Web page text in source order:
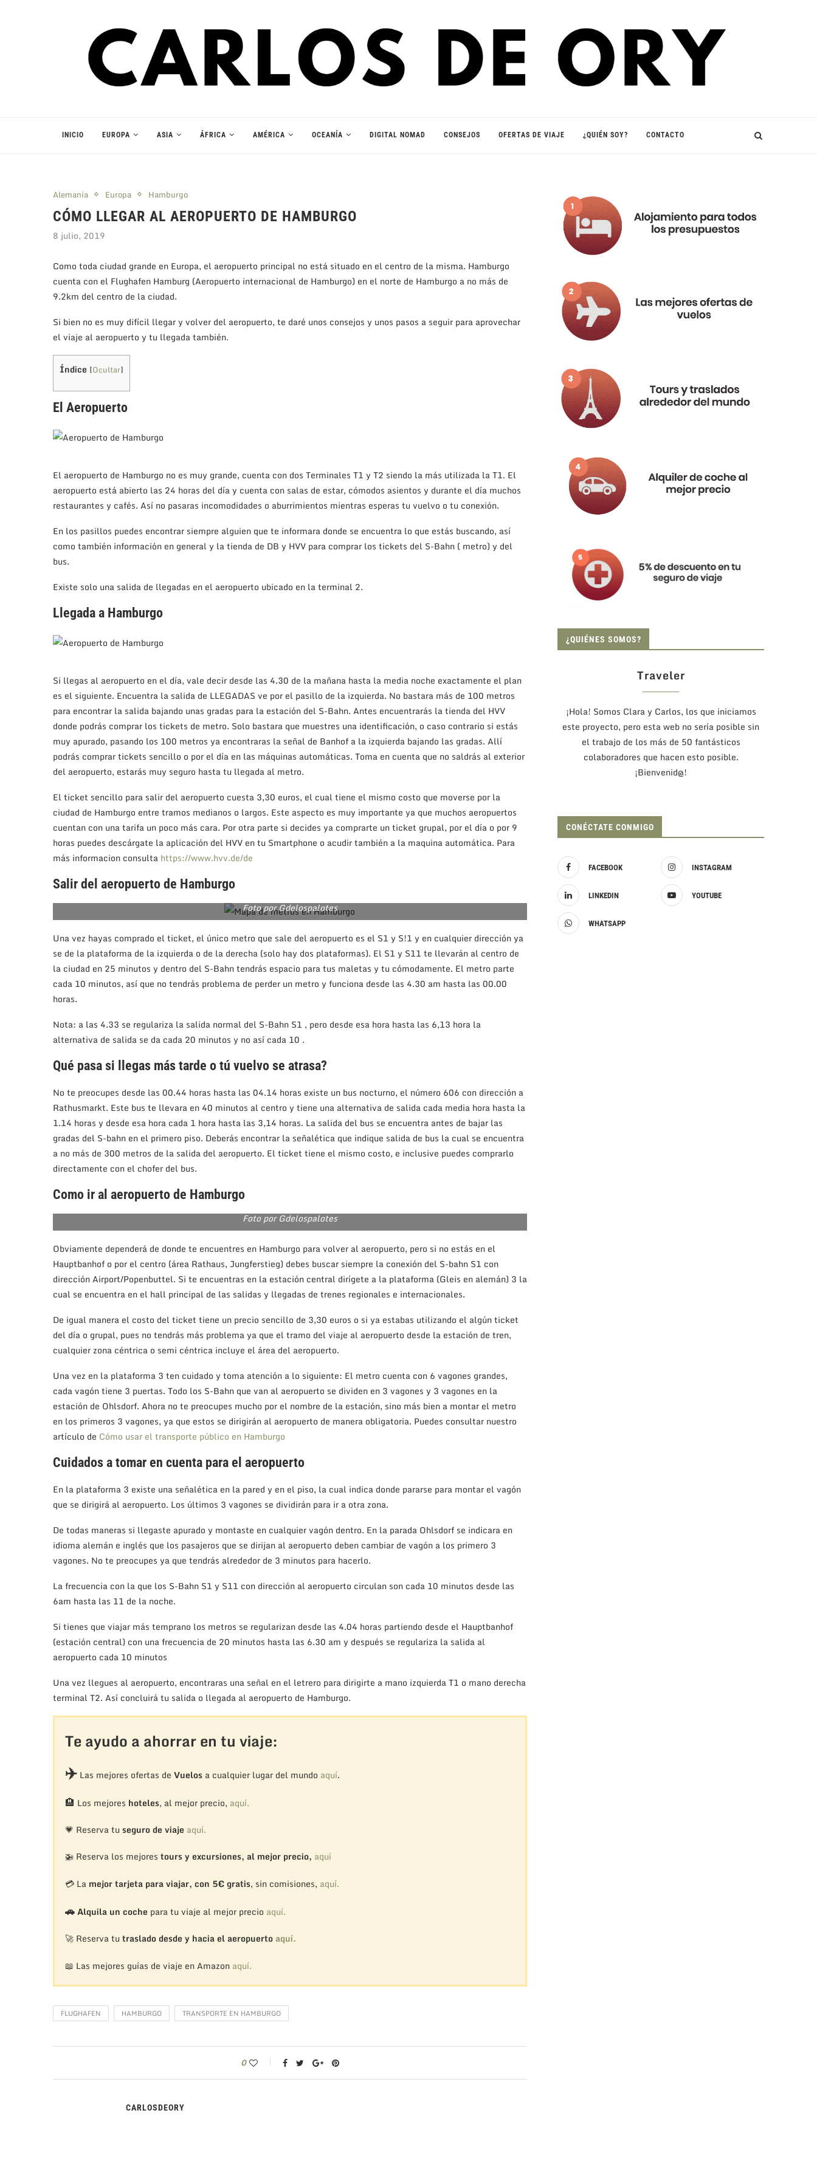
INICIO EUROPA ASIA ÁFRICA AMÉRICA OCEANÍA DIGITAL NOMAD CONSEJOS OFERTAS DE VIAJE ¿QUIÉN SOY? CONTACTO
Alemania Europa Hamburgo
CÓMO LLEGAR AL AEROPUERTO DE HAMBURGO
8 julio, 2019
Como toda ciudad grande en Europa, el aeropuerto principal no está situado en el centro de la misma. Hamburgo
cuenta con el Flughafen Hamburg (Aeropuerto internacional de Hamburgo) en el norte de Hamburgo a no más de
9.2km del centro de la ciudad.
Si bien no es muy difícil llegar y volver del aeropuerto, te daré unos consejos y unos pasos a seguir para aprovechar
el viaje al aeropuerto y tu llegada también.
Índice [Ocultar]
El Aeropuerto
El aeropuerto de Hamburgo no es muy grande, cuenta con dos Terminales T1 y T2 siendo la más utilizada la T1. El
aeropuerto está abierto las 24 horas del día y cuenta con salas de estar, cómodos asientos y durante el día muchos
restaurantes y cafés. Así no pasaras incomodidades o aburrimientos mientras esperas tu vuelvo o tu conexión.
En los pasillos puedes encontrar siempre alguien que te informara donde se encuentra lo que estás buscando, así
como también información en general y la tienda de DB y HVV para comprar los tickets del S-Bahn ( metro) y del
bus.
Existe solo una salida de llegadas en el aeropuerto ubicado en la terminal 2.
Llegada a Hamburgo
Si llegas al aeropuerto en el día, vale decir desde las 4.30 de la mañana hasta la media noche exactamente el plan
es el siguiente. Encuentra la salida de LLEGADAS ve por el pasillo de la izquierda. No bastara más de 100 metros
para encontrar la salida bajando unas gradas para la estación del S-Bahn. Antes encuentrarás la tienda del HVV
donde podrás comprar los tickets de metro. Solo bastara que muestres una identificación, o caso contrario si estás
muy apurado, pasando los 100 metros ya encontraras la señal de Banhof a la izquierda bajando las gradas. Allí
podrás comprar tickets sencillo o por el día en las máquinas automáticas. Toma en cuenta que no saldrás al exterior
del aeropuerto, estarás muy seguro hasta tu llegada al metro.
El ticket sencillo para salir del aeropuerto cuesta 3,30 euros, el cual tiene el mismo costo que moverse por la
ciudad de Hamburgo entre tramos medianos o largos. Este aspecto es muy importante ya que muchos aeropuertos
cuentan con una tarifa un poco más cara. Por otra parte si decides ya comprarte un ticket grupal, por el día o por 9
horas puedes descárgate la aplicación del HVV en tu Smartphone o acudir también a la maquina automática. Para
más informacion consulta https://www.hvv.de/de
Salir del aeropuerto de Hamburgo
Foto por Gdelospalotes
Una vez hayas comprado el ticket, el único metro que sale del aeropuerto es el S1 y S!1 y en cualquier dirección ya
se de la plataforma de la izquierda o de la derecha (solo hay dos plataformas). El S1 y S11 te llevarán al centro de
la ciudad en 25 minutos y dentro del S-Bahn tendrás espacio para tus maletas y tu cómodamente. El metro parte
cada 10 minutos, así que no tendrás problema de perder un metro y funciona desde las 4.30 am hasta las 00.00
horas.
Nota: a las 4.33 se regulariza la salida normal del S-Bahn S1 , pero desde esa hora hasta las 6,13 hora la
alternativa de salida se da cada 20 minutos y no así cada 10 .
Qué pasa si llegas más tarde o tú vuelvo se atrasa?
No te preocupes desde las 00.44 horas hasta las 04.14 horas existe un bus nocturno, el número 606 con dirección a
Rathusmarkt. Este bus te llevara en 40 minutos al centro y tiene una alternativa de salida cada media hora hasta la
1.14 horas y desde esa hora cada 1 hora hasta las 3,14 horas. La salida del bus se encuentra antes de bajar las
gradas del S-bahn en el primero piso. Deberás encontrar la señalética que indique salida de bus la cual se encuentra
a no más de 300 metros de la salida del aeropuerto. El ticket tiene el mismo costo, e inclusive puedes comprarlo
directamente con el chofer del bus.
Como ir al aeropuerto de Hamburgo
Foto por Gdelospalotes
Obviamente dependerá de donde te encuentres en Hamburgo para volver al aeropuerto, pero si no estás en el
Hauptbanhof o por el centro (área Rathaus, Jungferstieg) debes buscar siempre la conexión del S-bahn S1 con
dirección Airport/Popenbuttel. Si te encuentras en la estación central dirígete a la plataforma (Gleis en alemán) 3 la
cual se encuentra en el hall principal de las salidas y llegadas de trenes regionales e internacionales.
De igual manera el costo del ticket tiene un precio sencillo de 3,30 euros o si ya estabas utilizando el algún ticket
del día o grupal, pues no tendrás más problema ya que el tramo del viaje al aeropuerto desde la estación de tren,
cualquier zona céntrica o semi céntrica incluye el área del aeropuerto.
Una vez en la plataforma 3 ten cuidado y toma atención a lo siguiente: El metro cuenta con 6 vagones grandes,
cada vagón tiene 3 puertas. Todo los S-Bahn que van al aeropuerto se dividen en 3 vagones y 3 vagones en la
estación de Ohlsdorf. Ahora no te preocupes mucho por el nombre de la estación, sino más bien a montar el metro
en los primeros 3 vagones, ya que estos se dirigirán al aeropuerto de manera obligatoria. Puedes consultar nuestro
artículo de Cómo usar el transporte público en Hamburgo
Cuidados a tomar en cuenta para el aeropuerto
En la plataforma 3 existe una señalética en la pared y en el piso, la cual indica donde pararse para montar el vagón
que se dirigirá al aeropuerto. Los últimos 3 vagones se dividirán para ir a otra zona.
De todas maneras si llegaste apurado y montaste en cualquier vagón dentro. En la parada Ohlsdorf se indicara en
idioma alemán e inglés que los pasajeros que se dirijan al aeropuerto deben cambiar de vagón a los primero 3
vagones. No te preocupes ya que tendrás alrededor de 3 minutos para hacerlo.
La frecuencia con la que los S-Bahn S1 y S11 con dirección al aeropuerto circulan son cada 10 minutos desde las
6am hasta las 11 de la noche.
Si tienes que viajar más temprano los metros se regularizan desde las 4.04 horas partiendo desde el Hauptbanhof
(estación central) con una frecuencia de 20 minutos hasta las 6.30 am y después se regulariza la salida al
aeropuerto cada 10 minutos
Una vez llegues al aeropuerto, encontraras una señal en el letrero para dirigirte a mano izquierda T1 o mano derecha
terminal T2. Así concluirá tu salida o llegada al aeropuerto de Hamburgo.
Te ayudo a ahorrar en tu viaje:
✈️Las mejores ofertas de Vuelosa cualquier lugar del mundo aquí.
🏨 Los mejores hoteles, al mejor precio, aquí.
💗 Reserva tu seguro de viaje aquí.
🚁 Reserva los mejores tours y excursiones, al mejor precio, aquí
💳 La mejor tarjeta para viajar, con 5€ gratis, sin comisiones, aquí.
🚗Alquila un coche para tu viaje al mejor precio aquí.
🚀 Reserva tu traslado desde y hacia el aeropuerto aquí.
📖 Las mejores guías de viaje en Amazon aquí.
FLUGHAFEN HAMBURGO TRANSPORTE EN HAMBURGO
0
CARLOSDEORY
¿QUIÉNES SOMOS?
Traveler
¡Hola! Somos Clara y Carlos, los que iniciamos
este proyecto, pero esta web no sería posible sin
el trabajo de los más de 50 fantásticos
colaboradores que hacen esto posible.
¡Bienvenid@!
CONÉCTATE CONMIGO
FACEBOOK INSTAGRAM
LINKEDIN YOUTUBE
WHATSAPP